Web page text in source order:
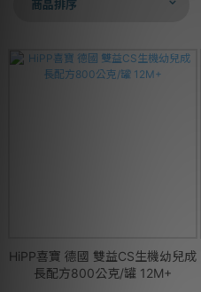
商品排序
HiPP喜寶 德國 雙益CS生機幼兒成
長配方800公克/罐 12M+